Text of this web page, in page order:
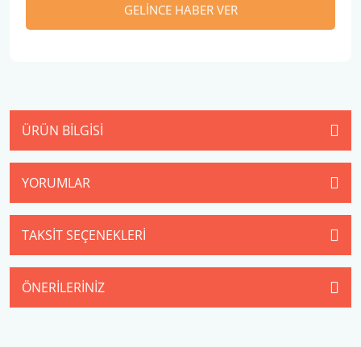
GELİNCE HABER VER
ÜRÜN BILGISI
YORUMLAR
TAKSIT SEÇENEKLERI
ÖNERILERINIZ